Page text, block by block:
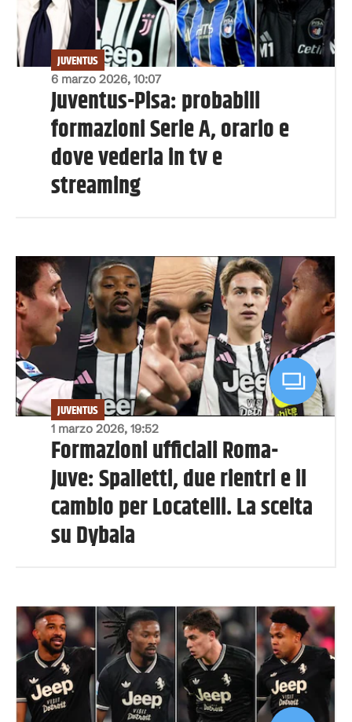
6 marzo 2026, 10:07
JUVENTUS
Juventus-Pisa: probabili
formazioni Serie A, orario e
dove vederla in tv e
streaming
1 marzo 2026, 19:52
JUVENTUS
Formazioni ufficiali Roma-
Juve: Spalletti, due rientri e il
cambio per Locatelli. La scelta
su Dybala